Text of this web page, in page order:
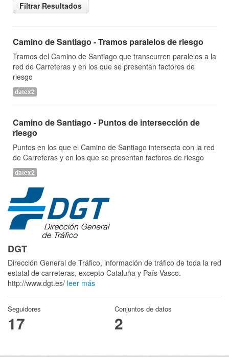
Filtrar Resultados
Camino de Santiago - Tramos paralelos de riesgo
Tramos del Camino de Santiago que transcurren paralelos a la
red de Carreteras y en los que se presentan factores de
riesgo
datex2
Camino de Santiago - Puntos de intersección de
riesgo
Puntos en los que el Camino de Santiago intersecta con la red
de Carreteras y en los que se presentan factores de riesgo
datex2
DGT
Dirección General de Tráfico, información de tráfico de toda la red
estatal de carreteras, excepto Cataluña y País Vasco.
http://www.dgt.es/ leer más
Seguidores
17
Conjuntos de datos
2